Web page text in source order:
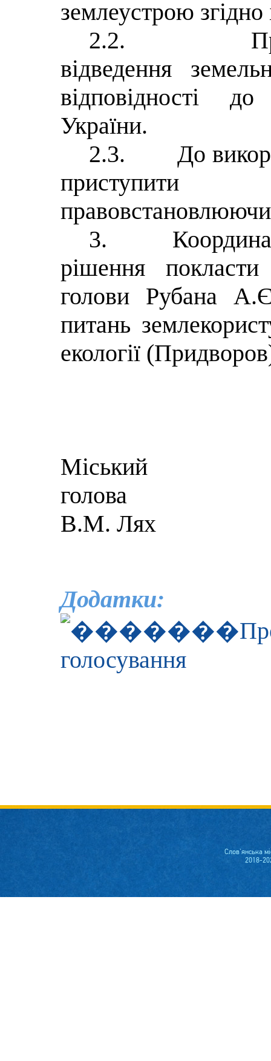
землеустрою згідно
2.2.
відведення
відповідності
України.
2.3.
До
приступити
3.
рішення
голови Рубана
питань
екології
Міський
В.М. Лях
Додатки:
голосування
Слов'янська
2018-